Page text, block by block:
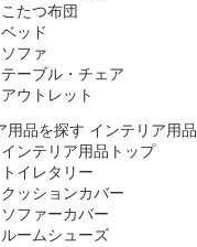
こたつ布団
ベッド
ソファ
テーブル・チェア
アウトレット
インテリア用品
インテリア用品トップ
トイレタリー
クッションカバー
ソファーカバー
ルームシューズ